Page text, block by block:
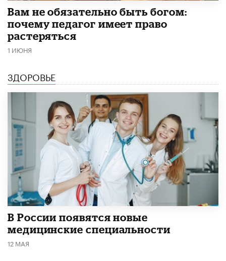
​Вам не обязательно быть богом:
почему педагог имеет право
растеряться
1 ИЮНЯ
ЗДОРОВЬЕ
В России появятся новые
медицинские специальности
12 МАЯ